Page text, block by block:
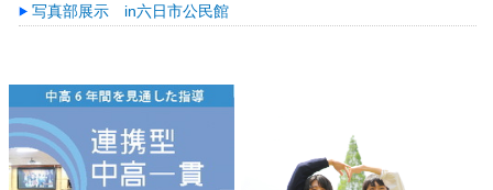
写真部展示 in六日市公民館